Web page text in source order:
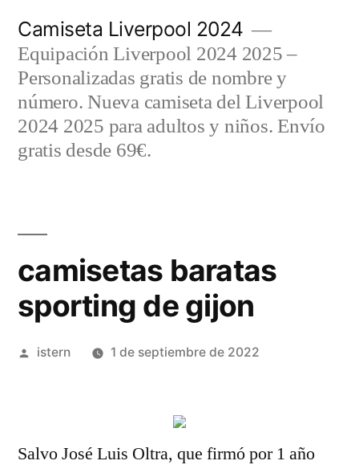
contenido
Camiseta Liverpool 2024
Equipación Liverpool 2024 2025 –
Personalizadas gratis de nombre y
número. Nueva camiseta del Liverpool
2024 2025 para adultos y niños. Envío
gratis desde 69€.
camisetas baratas
sporting de gijon
Publicado
istern 1 de septiembre de 2022
Salvo José Luis Oltra, que firmó por 1 año